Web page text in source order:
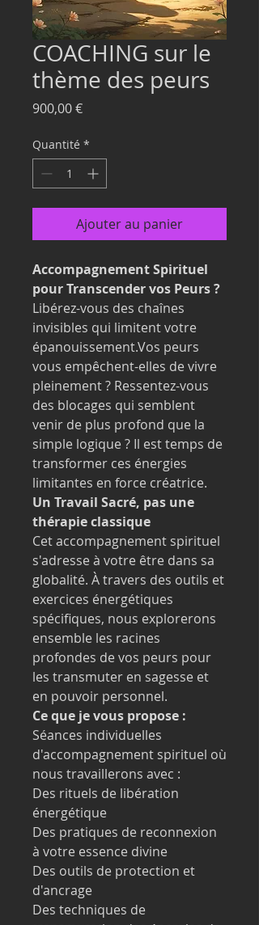
COACHING sur le
thème des peurs
900,00 €Prix
Quantité *
Ajouter au panier
Accompagnement Spirituel
pour Transcender vos Peurs ?
Libérez-vous des chaînes
invisibles qui limitent votre
épanouissement.Vos peurs
vous empêchent-elles de vivre
pleinement ? Ressentez-vous
des blocages qui semblent
venir de plus profond que la
simple logique ? Il est temps de
transformer ces énergies
limitantes en force créatrice.
Un Travail Sacré, pas une
thérapie classique
Cet accompagnement spirituel
s'adresse à votre être dans sa
globalité. À travers des outils et
exercices énergétiques
spécifiques, nous explorerons
ensemble les racines
profondes de vos peurs pour
les transmuter en sagesse et
en pouvoir personnel.
Ce que je vous propose :
Séances individuelles
d'accompagnement spirituel où
nous travaillerons avec :
Des rituels de libération
énergétique
Des pratiques de reconnexion
à votre essence divine
Des outils de protection et
d'ancrage
Des techniques de